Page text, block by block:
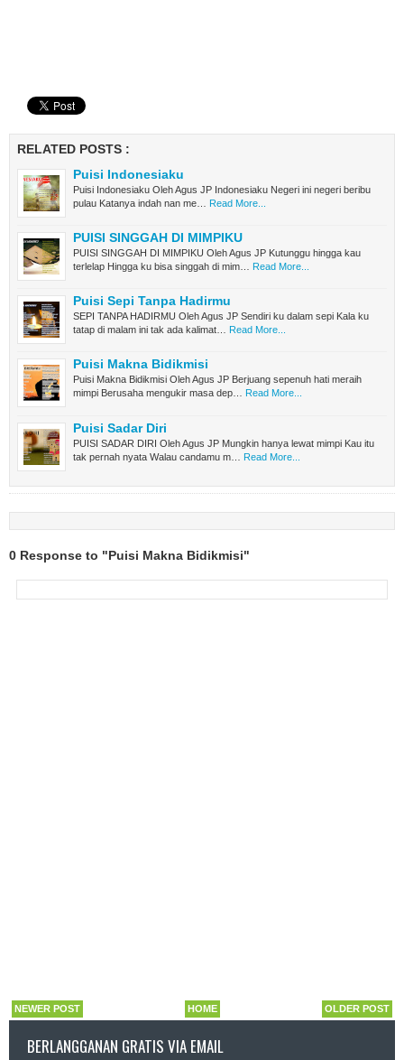
RELATED POSTS :
Puisi Indonesiaku
Puisi Indonesiaku Oleh Agus JP Indonesiaku Negeri ini negeri beribu
pulau Katanya indah nan me…
Read More...
PUISI SINGGAH DI MIMPIKU
PUISI SINGGAH DI MIMPIKU Oleh Agus JP Kutunggu hingga kau
terlelap Hingga ku bisa singgah di mim…
Read More...
Puisi Sepi Tanpa Hadirmu
SEPI TANPA HADIRMU Oleh Agus JP Sendiri ku dalam sepi Kala ku
tatap di malam ini tak ada kalimat…
Read More...
Puisi Makna Bidikmisi
Puisi Makna Bidikmisi Oleh Agus JP Berjuang sepenuh hati meraih
mimpi Berusaha mengukir masa dep… Read More...
Puisi Sadar Diri
PUISI SADAR DIRI Oleh Agus JP Mungkin hanya lewat mimpi Kau itu
tak pernah nyata Walau candamu m…
Read More...
0 Response to "Puisi Makna Bidikmisi"
NEWER POST OLDER POST
HOME
BERLANGGANAN GRATIS VIA EMAIL